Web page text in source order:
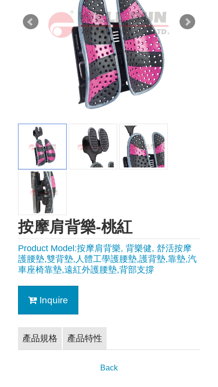
按摩肩背樂-桃紅
Product Model:按摩肩背樂, 背樂健, 舒活按摩
護腰墊,雙背墊,人體工學護腰墊,護背墊,靠墊,汽
車座椅靠墊,遠紅外護腰墊,背部支撐
Inquire
產品規格 產品特性
Back